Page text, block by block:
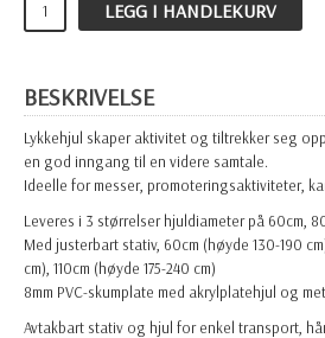
LEGG I HANDLEKURV
BESKRIVELSE
Lykkehjul skaper aktivitet og tiltrekker seg
en god inngang til en videre samtale.
Ideelle for messer, promoteringsaktiviteter,
Leveres i 3 størrelser hjuldiameter på 60cm,
Med justerbart stativ, 60cm (høyde 130-190
cm), 110cm (høyde 175-240 cm)
8mm PVC-skumplate med akrylplatehjul og
Avtakbart stativ og hjul for enkel transport,